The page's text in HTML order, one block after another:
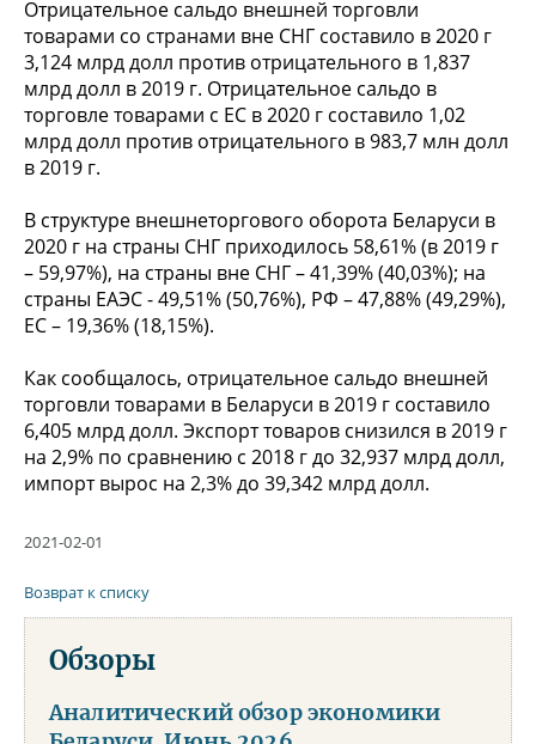
Отрицательное сальдо внешней торговли
товарами со странами вне СНГ составило в 2020 г
3,124 млрд долл против отрицательного в 1,837
млрд долл в 2019 г. Отрицательное сальдо в
торговле товарами с ЕС в 2020 г составило 1,02
млрд долл против отрицательного в 983,7 млн долл
в 2019 г.
В структуре внешнеторгового оборота Беларуси в
2020 г на страны СНГ приходилось 58,61% (в 2019 г
– 59,97%), на страны вне СНГ – 41,39% (40,03%); на
страны ЕАЭС - 49,51% (50,76%), РФ – 47,88% (49,29%),
ЕС – 19,36% (18,15%).
Как сообщалось, отрицательное сальдо внешней
торговли товарами в Беларуси в 2019 г составило
6,405 млрд долл. Экспорт товаров снизился в 2019 г
на 2,9% по сравнению с 2018 г до 32,937 млрд долл,
импорт вырос на 2,3% до 39,342 млрд долл.
2021-02-01
Возврат к списку
Обзоры
Аналитический обзор экономики